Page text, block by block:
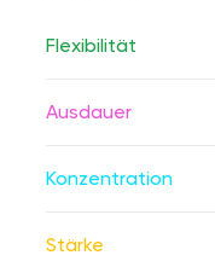
Flexibilität
Ausdauer
Konzentration
Stärke